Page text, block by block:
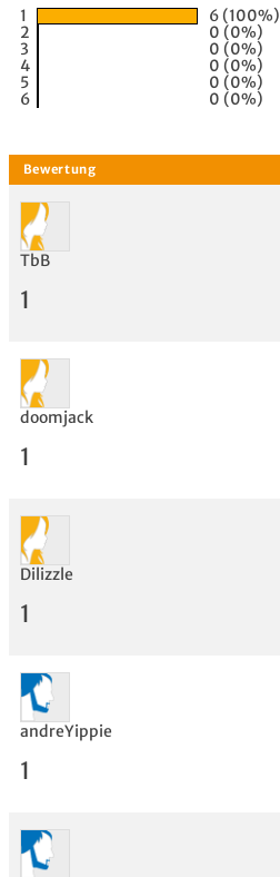
1
6 (100%)
2
0 (0%)
3
0 (0%)
4
0 (0%)
5
0 (0%)
6
0 (0%)
TbB
1
doomjack
1
Dilizzle
1
andreYippie
1